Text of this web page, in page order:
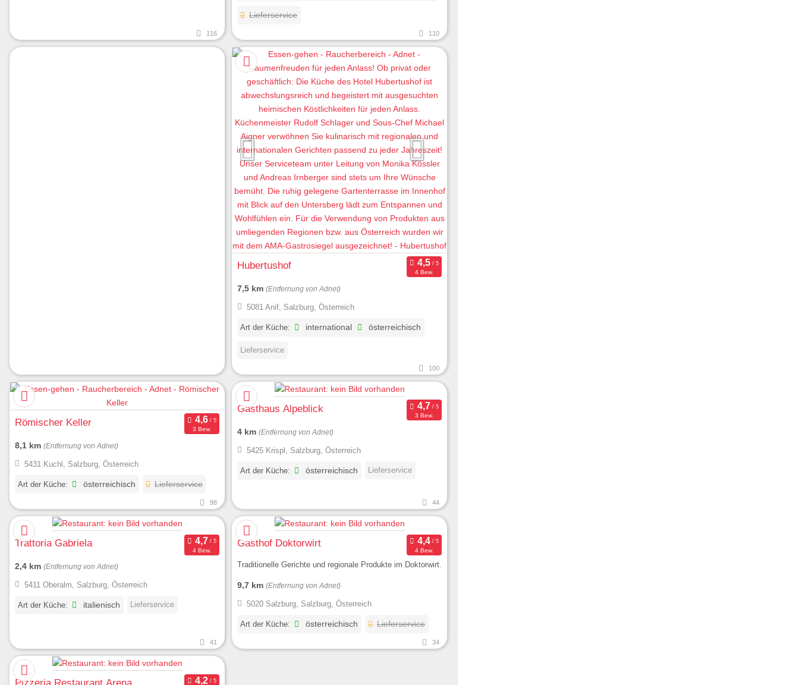
116
Lieferservice
110
Hubertushof
4 Bew.
7,5 km (Entfernung von Adnet)
5081 Anif, Salzburg, Österreich
Art der Küche: international österreichisch
Lieferservice
100
Römischer Keller
3 Bew.
8,1 km (Entfernung von Adnet)
5431 Kuchl, Salzburg, Österreich
Art der Küche: österreichisch Lieferservice
98
Gasthaus Alpeblick
3 Bew.
4 km (Entfernung von Adnet)
5425 Krispl, Salzburg, Österreich
Art der Küche: österreichisch Lieferservice
44
Trattoria Gabriela
4 Bew.
2,4 km (Entfernung von Adnet)
5411 Oberalm, Salzburg, Österreich
Art der Küche: italienisch Lieferservice
41
Gasthof Doktorwirt
4 Bew.
Traditionelle Gerichte und regionale Produkte im Doktorwirt.
9,7 km (Entfernung von Adnet)
5020 Salzburg, Salzburg, Österreich
Art der Küche: österreichisch Lieferservice
34
Pizzeria Restaurant Arena